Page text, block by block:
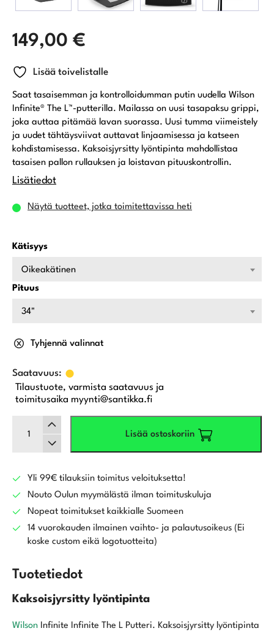
149,00 €
Lisää toivelistalle
Saat tasaisemman ja kontrolloidumman putin uudella Wilson
Infinite® The L™-putterilla. Mailassa on uusi tasapaksu grippi,
joka auttaa pitämää lavan suorassa. Uusi tumma viimeistely
ja uudet tähtäysviivat auttavat linjaamisessa ja katseen
kohdistamisessa. Kaksoisjyrsitty lyöntipinta mahdollistaa
tasaisen pallon rullauksen ja loistavan pituuskontrollin.
Lisätiedot
Näytä tuotteet, jotka toimitettavissa heti
Kätisyys
Oikeakätinen
Pituus
34"
Tyhjennä valinnat
Tilaustuote, varmista saatavuus ja
toimitusaika myynti@santikka.fi
Infinite
Putteri
määrä
Lisää ostoskoriin
Yli 99€ tilauksiin toimitus veloituksetta!
Nouto Oulun myymälästä ilman toimituskuluja
Nopeat toimitukset kaikkialle Suomeen
14 vuorokauden ilmainen vaihto- ja palautusoikeus (Ei
koske custom eikä logotuotteita)
Tuotetiedot
Kaksoisjyrsitty lyöntipinta
Wilson Infinite Infinite The L Putteri. Kaksoisjyrsitty lyöntipinta